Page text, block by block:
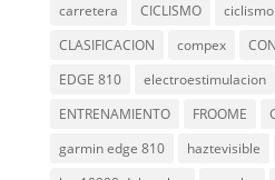
carretera
CICLISMO
CLASIFICACION
compex
EDGE 810
electroestimulacion
ENTRENAMIENTO
FROOME
garmin edge 810
haztevisible